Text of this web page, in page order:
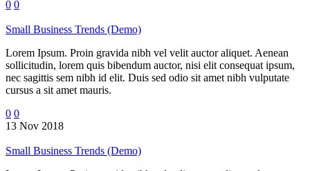
0 0
Small Business Trends (Demo)
Lorem Ipsum. Proin gravida nibh vel velit auctor aliquet. Aenean
sollicitudin, lorem quis bibendum auctor, nisi elit consequat ipsum,
nec sagittis sem nibh id elit. Duis sed odio sit amet nibh vulputate
cursus a sit amet mauris.
0 0
13 Nov 2018
Small Business Trends (Demo)